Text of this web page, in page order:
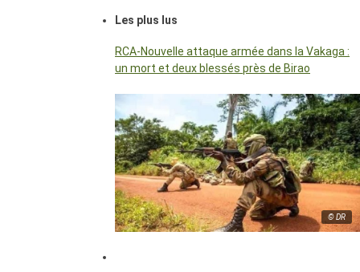
Les plus lus
RCA-Nouvelle attaque armée dans la Vakaga :
un mort et deux blessés près de Birao
© DR